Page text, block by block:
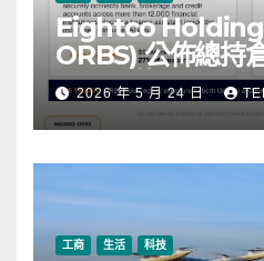
Eightco
ORBS) 公佈總持
元，涵蓋
Industries、超過
幣 (ETH) 及逾
幣
2026 年 5 月 24 日
工商 生活 科技